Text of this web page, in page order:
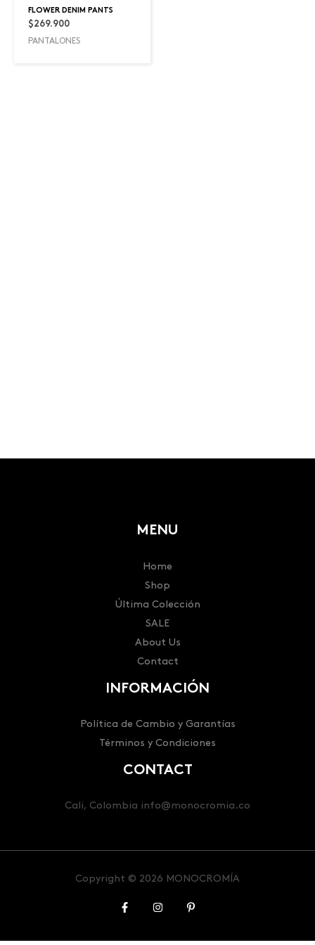
FLOWER DENIM PANTS
$269.900
PANTALONES
MENU
Home
Shop
Última Colección
SALE
About Us
Contact
INFORMACIÓN
Política de Cambio y Garantías
Términos y Condiciones
CONTACT
Cali, Colombia info@monocromia.co
Copyright © 2026 MONOCROMÍA